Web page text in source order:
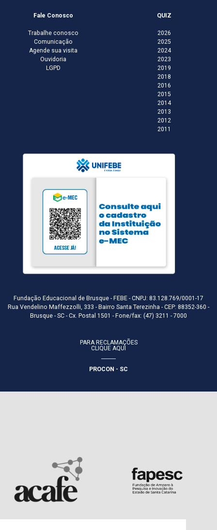
Fale Conosco
Trabalhe conosco
Comunicação
Agende sua visita
Ouvidoria
LGPD
QUIZ
2026
2025
2024
2023
2019
2018
2016
2015
2014
2013
2012
2011
Fundação Educacional de Brusque - FEBE - CNPJ: 83.128.769/0001-17
Rua Vendelino Maffezzolli, 333 - Bairro Santa Terezinha - CEP: 88352-360 -
Brusque - SC - Cx. Postal 1501 - Fone/fax: (47) 3211 - 7000
PARA RECLAMAÇÕES
CLIQUE AQUI
PROCON - SC